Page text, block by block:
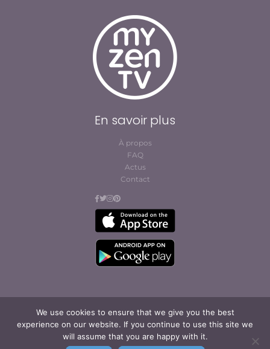
We use cookies to ensure that we give you the best
experience on our website. If you continue to use this site we
will assume that you are happy with it.
En savoir plus
À propos
FAQ
Actus
Contact
© Cofites 2023. All rights reserved.
Conditions générales
d’abonnement et